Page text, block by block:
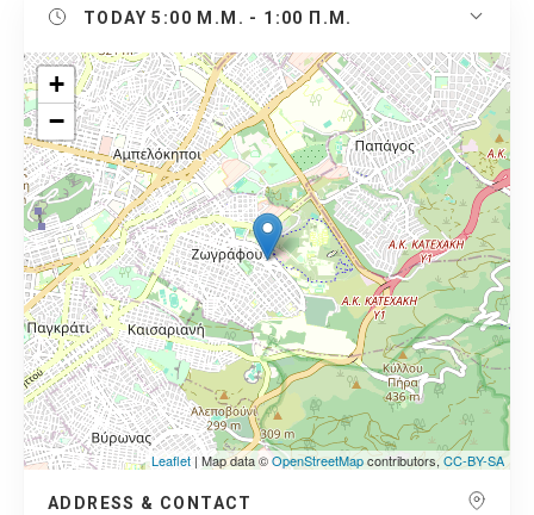
TODAY5:00 Μ.Μ. - 1:00 Π.Μ.
+
−
Leaflet | Map data ©OpenStreetMapcontributors,CC-BY-SA
ADDRESS & CONTACT